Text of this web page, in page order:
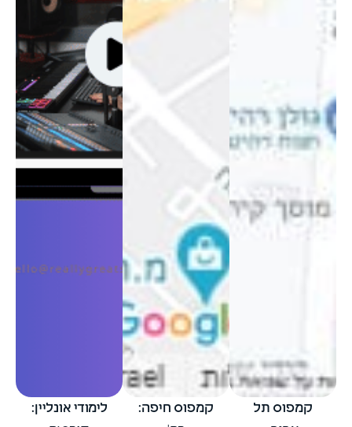
קמפוס תל
קמפוס חיפה: לימודי אונליין: